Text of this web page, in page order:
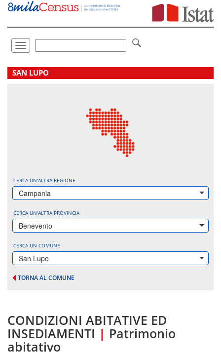
Vai
direttamente
Toggle
navigation
.
SAN LUPO
CERCA UN'ALTRA REGIONE
Campania
CERCA UN'ALTRA PROVINCIA
Benevento
CERCA UN COMUNE
San Lupo
TORNA AL COMUNE
CONDIZIONI ABITATIVE ED
INSEDIAMENTI | Patrimonio
abitativo